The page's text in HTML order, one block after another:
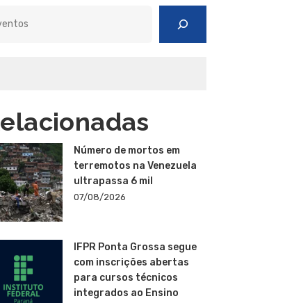
Número de mortos em
terremotos na Venezuela
ultrapassa 6 mil
07/08/2026
IFPR Ponta Grossa segue
com inscrições abertas
para cursos técnicos
integrados ao Ensino